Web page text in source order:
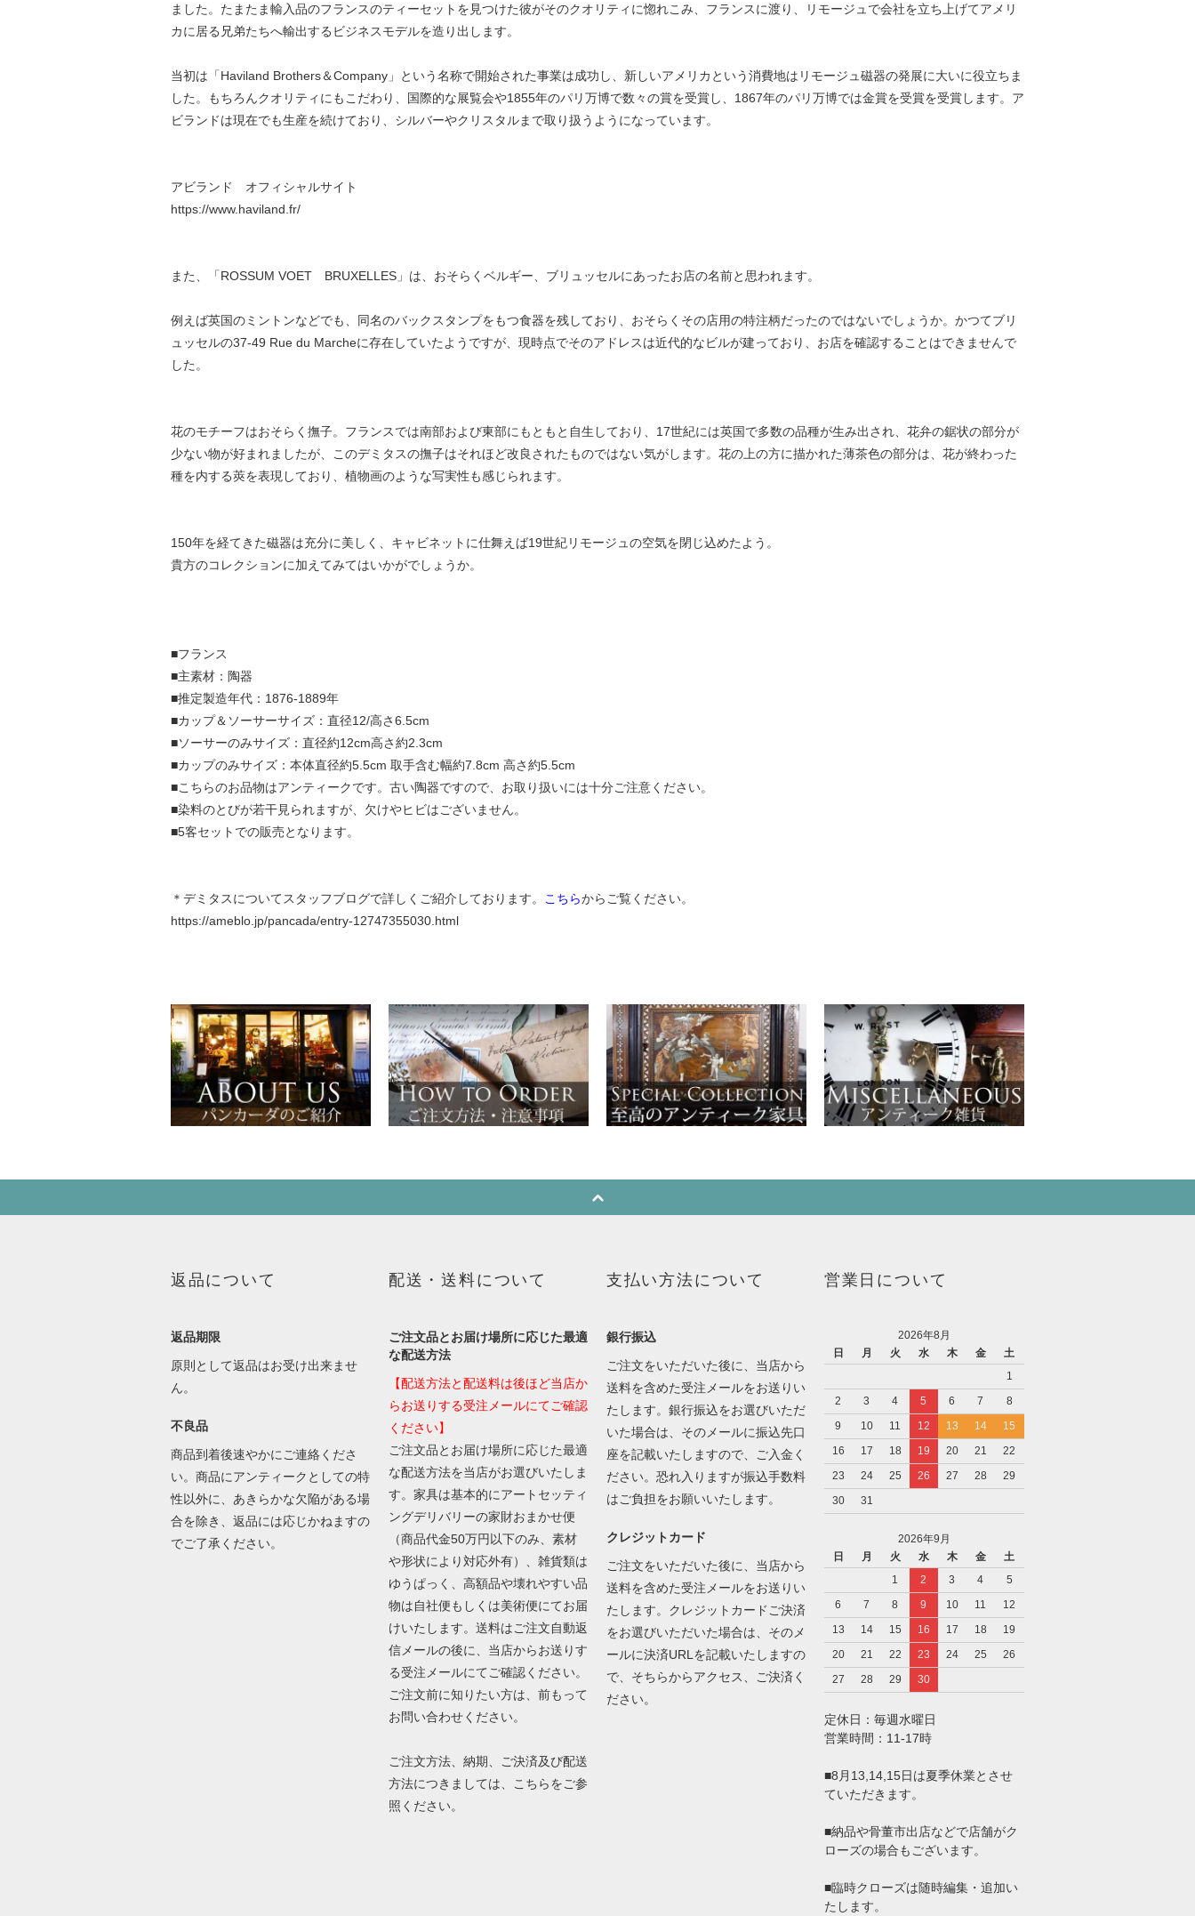
ました。たまたま輸入品のフランスのティーセットを見つけた彼がそのクオリティに惚れこみ、フランスに渡り、リモージュで会社を立ち上げてアメリ
カに居る兄弟たちへ輸出するビジネスモデルを造り出します。
当初は「Haviland Brothers＆Company」という名称で開始された事業は成功し、新しいアメリカという消費地はリモージュ磁器の発展に大いに役立ちま
した。もちろんクオリティにもこだわり、国際的な展覧会や1855年のパリ万博で数々の賞を受賞し、1867年のパリ万博では金賞を受賞を受賞します。ア
ビランドは現在でも生産を続けており、シルバーやクリスタルまで取り扱うようになっています。
アビランド オフィシャルサイト
https://www.haviland.fr/
また、「ROSSUM VOET BRUXELLES」は、おそらくベルギー、ブリュッセルにあったお店の名前と思われます。
例えば英国のミントンなどでも、同名のバックスタンプをもつ食器を残しており、おそらくその店用の特注柄だったのではないでしょうか。かつてブリ
ュッセルの37-49 Rue du Marcheに存在していたようですが、現時点でそのアドレスは近代的なビルが建っており、お店を確認することはできませんで
した。
花のモチーフはおそらく撫子。フランスでは南部および東部にもともと自生しており、17世紀には英国で多数の品種が生み出され、花弁の鋸状の部分が
少ない物が好まれましたが、このデミタスの撫子はそれほど改良されたものではない気がします。花の上の方に描かれた薄茶色の部分は、花が終わった
種を内する莢を表現しており、植物画のような写実性も感じられます。
150年を経てきた磁器は充分に美しく、キャビネットに仕舞えば19世紀リモージュの空気を閉じ込めたよう。
貴方のコレクションに加えてみてはいかがでしょうか。
■フランス
■主素材：陶器
■推定製造年代：1876-1889年
■カップ＆ソーサーサイズ：直径12/高さ6.5cm
■ソーサーのみサイズ：直径約12cm高さ約2.3cm
■カップのみサイズ：本体直径約5.5cm 取手含む幅約7.8cm 高さ約5.5cm
■こちらのお品物はアンティークです。古い陶器ですので、お取り扱いには十分ご注意ください。
■染料のとびが若干見られますが、欠けやヒビはございません。
■5客セットでの販売となります。
＊デミタスについてスタッフブログで詳しくご紹介しております。 こちらからご覧ください。
https://ameblo.jp/pancada/entry-12747355030.html
返品について
返品期限
原則として返品はお受け出来ませ
ん。
不良品
商品到着後速やかにご連絡くださ
い。商品にアンティークとしての特
性以外に、あきらかな欠陥がある場
合を除き、返品には応じかねますの
でご了承ください。
配送・送料について
ご注文品とお届け場所に応じた最適
な配送方法
【配送方法と配送料は後ほど当店か
らお送りする受注メールにてご確認
ください】
ご注文品とお届け場所に応じた最適
な配送方法を当店がお選びいたしま
す。家具は基本的にアートセッティ
ングデリバリーの家財おまかせ便
（商品代金50万円以下のみ、素材
や形状により対応外有）、雑貨類は
ゆうぱっく、高額品や壊れやすい品
物は自社便もしくは美術便にてお届
けいたします。送料はご注文自動返
信メールの後に、当店からお送りす
る受注メールにてご確認ください。
ご注文前に知りたい方は、前もって
お問い合わせください。
ご注文方法、納期、ご決済及び配送
方法につきましては、
こちらをご参
照ください。
支払い方法について
銀行振込
ご注文をいただいた後に、当店から
送料を含めた受注メールをお送りい
たします。銀行振込をお選びいただ
いた場合は、そのメールに振込先口
座を記載いたしますので、ご入金く
ださい。恐れ入りますが振込手数料
はご負担をお願いいたします。
クレジットカード
ご注文をいただいた後に、当店から
送料を含めた受注メールをお送りい
たします。クレジットカードご決済
をお選びいただいた場合は、そのメ
ールに決済URLを記載いたしますの
で、そちらからアクセス、ご決済く
ださい。
営業日について
2026年8月
日
月 火 水 木 金
土
1
2
3 4 5 6 7
8
9
10 11 12 13 14
15
16
17 18 19 20 21
22
23
24 25 26 27 28
29
30
31
2026年9月
日
月 火 水 木 金
土
1
2 3 4
5
6
7 8 9 10 11
12
13
14 15 16 17 18
19
20
21 22 23 24 25
26
27
28 29 30
定休日：毎週水曜日
営業時間：11-17時
■8月13,14,15日は夏季休業とさせ
ていただきます。
■納品や骨董市出店などで店舗がク
ローズの場合もございます。
■臨時クローズは随時編集・追加い
たします。